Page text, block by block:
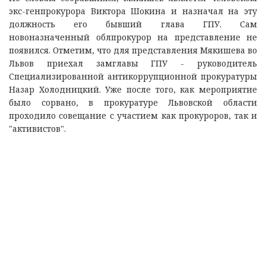
экс-генпрокурора Виктора Шокина и назначал на эту
должность его бывший глава ГПУ. Сам
новоназначенный облпрокурор на представление не
появился. Отметим, что для представления Мякишева во
Львов приехал замглавы ГПУ - руководитель
Специализированной антикоррупционной прокуратуры
Назар Холодницкий. Уже после того, как мероприятие
было сорвано, в прокуратуре Львовской области
проходило совещание с участием как прокуроров, так и
"активистов".